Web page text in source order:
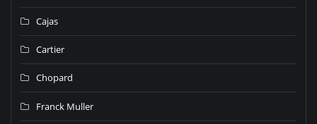
Cajas
Cartier
Chopard
Franck Muller